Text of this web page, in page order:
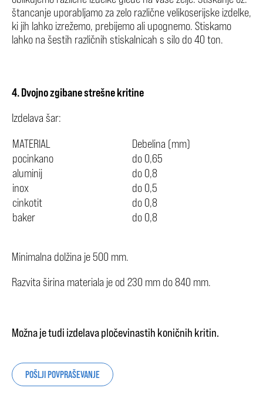
štancanje uporabljamo za zelo različne velikoserijske izdelke,
ki jih lahko izrežemo, prebijemo ali upognemo. Stiskamo
lahko na šestih različnih stiskalnicah s silo do 40 ton.
4. Dvojno zgibane strešne kritine
Izdelava šar:
MATERIAL
Debelina (mm)
pocinkano
do 0,65
aluminij
do 0,8
inox
do 0,5
cinkotit
do 0,8
baker
do 0,8
Minimalna dolžina je 500 mm.
Razvita širina materiala je od 230 mm do 840 mm.
Možna je tudi izdelava pločevinastih koničnih kritin.
POŠLJI POVPRAŠEVANJE